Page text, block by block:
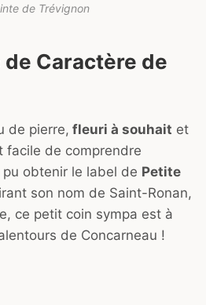
de Trévignon
Caractère de
de pierre, fleuri à souhait et
facile de comprendre
obtenir le label de Petite
son nom de Saint-Ronan,
ce petit coin sympa est à
de Concarneau !